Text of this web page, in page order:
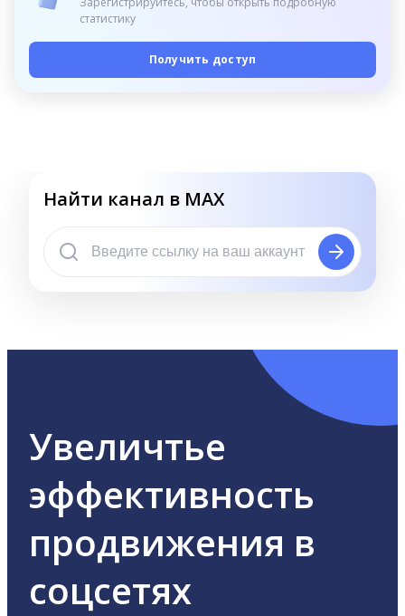
статистику
Получить доступ
Найти канал в MAX
Увеличтье
эффективность
продвижения в
соцсетях